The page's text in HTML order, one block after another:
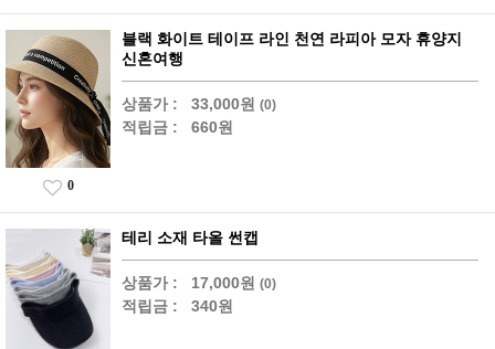
블랙 화이트 테이프 라인 천연 라피아 모자 휴양지
신혼여행
상품가 : 33,000원 (0)
적립금 : 660원
0
테리 소재 타올 썬캡
상품가 : 17,000원 (0)
적립금 : 340원